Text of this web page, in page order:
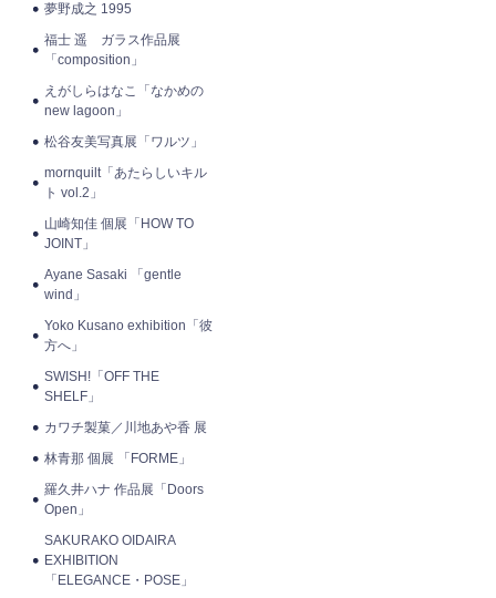
夢野成之 1995
福士 遥 ガラス作品展
「composition」
えがしらはなこ「なかめの
new lagoon」
松谷友美写真展「ワルツ」
mornquilt「あたらしいキル
ト vol.2」
山崎知佳 個展「HOW TO
JOINT」
Ayane Sasaki 「gentle
wind」
Yoko Kusano exhibition「彼
方へ」
SWISH!「OFF THE
SHELF」
カワチ製菓／川地あや香 展
林青那 個展 「FORME」
羅久井ハナ 作品展「Doors
Open」
SAKURAKO OIDAIRA
EXHIBITION
「ELEGANCE・POSE」